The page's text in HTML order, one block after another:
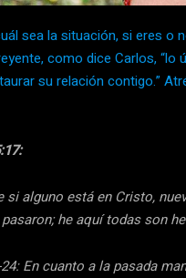
sea la situación, si eres o
como dice Carlos, “lo
su relación contigo.”
si alguno está en Cristo,
he aquí todas son
En cuanto a la pasada